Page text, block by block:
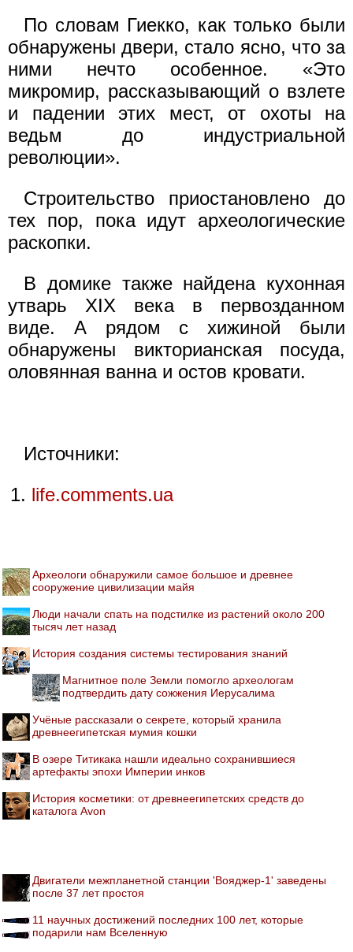
По словам Гиекко, как только были
обнаружены двери, стало ясно, что за
ними нечто особенное. «Это
микромир, рассказывающий о взлете
и падении этих мест, от охоты на
ведьм до индустриальной
революции».
Строительство приостановлено до
тех пор, пока идут археологические
раскопки.
В домике также найдена кухонная
утварь XIX века в первозданном
виде. А рядом с хижиной были
обнаружены викторианская посуда,
оловянная ванна и остов кровати.
Источники:
life.comments.ua
Археологи обнаружили самое большое и древнее
сооружение цивилизации майя
Люди начали спать на подстилке из растений около 200
тысяч лет назад
История создания системы тестирования знаний
Магнитное поле Земли помогло археологам
подтвердить дату сожжения Иерусалима
Учёные рассказали о секрете, который хранила
древнеегипетская мумия кошки
В озере Титикака нашли идеально сохранившиеся
артефакты эпохи Империи инков
История косметики: от древнеегипетских средств до
каталога Avon
Двигатели межпланетной станции 'Вояджер-1' заведены
после 37 лет простоя
11 научных достижений последних 100 лет, которые
подарили нам Вселенную